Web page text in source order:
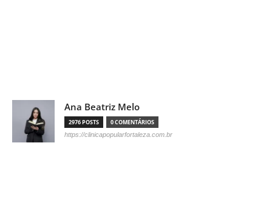
Ana Beatriz Melo
2976 POSTS 0 COMENTÁRIOS
https://clinicapopularfortaleza.com.br